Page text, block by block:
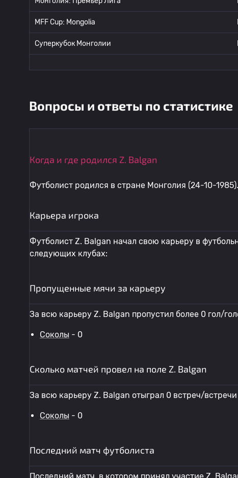
MFF Cup: Mongolia
Суперкубок Монголии
Вопросы и ответы по статистике
Когда и где родился Z. Balgan
Футболист родился в стране Монголия (24-10-1985).
Карьера игрока
Футболист Z. Balgan начал свою карьеру в
следующих клубах:
Пропущенные мячи за карьеру
За всю карьеру Z. Balgan пропустил более 0 гол/
Соколы - 0
Сколько матчей провел на поле Z. Balgan
За всю карьеру Z. Balgan отыграл 0 встреч/встречи
Соколы - 0
Последний матч футболиста